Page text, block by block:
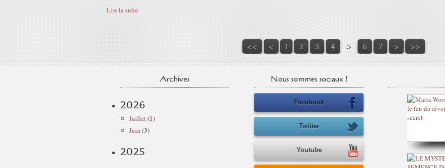
Lire la suite
<< < 1 2 3 4 5 6 7 > >>
Archives
2026
Juillet(1)
Juin (3)
2025
Nous sommes sociaux !
Facebook
Twitter
Youtube